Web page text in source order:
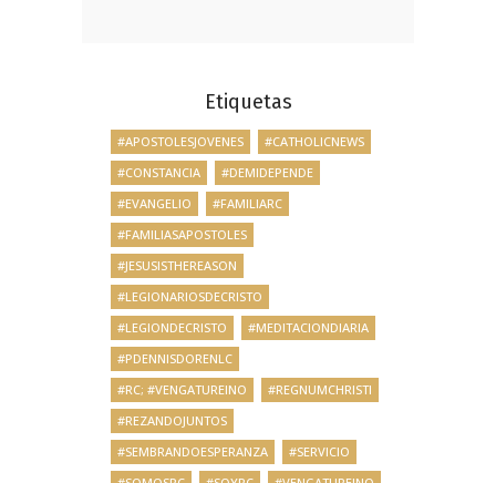
Etiquetas
#APOSTOLESJOVENES
#CATHOLICNEWS
#CONSTANCIA
#DEMIDEPENDE
#EVANGELIO
#FAMILIARC
#FAMILIASAPOSTOLES
#JESUSISTHEREASON
#LEGIONARIOSDECRISTO
#LEGIONDECRISTO
#MEDITACIONDIARIA
#PDENNISDORENLC
#RC; #VENGATUREINO
#REGNUMCHRISTI
#REZANDOJUNTOS
#SEMBRANDOESPERANZA
#SERVICIO